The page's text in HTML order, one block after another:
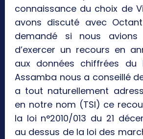
connaissance du choix de
avons discuté avec
demandé si nous avions
d’exercer un recours en
aux données chiffrées du
Assamba nous a conseillé
a tout naturellement
en notre nom (TSI) ce
la loi n°2010/013 du 21
au dessus de la loi des